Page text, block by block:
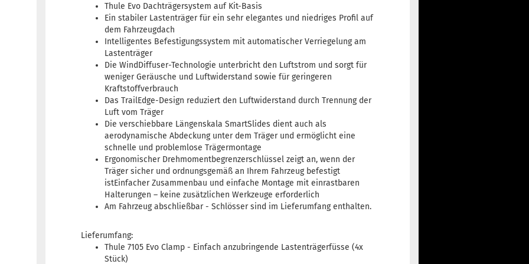
Thule Evo Dachträgersystem auf Kit-Basis
Ein stabiler Lastenträger für ein sehr elegantes und niedriges Profil auf
dem Fahrzeugdach
Intelligentes Befestigungssystem mit automatischer Verriegelung am
Lastenträger
Die WindDiffuser-Technologie unterbricht den Luftstrom und sorgt für
weniger Geräusche und Luftwiderstand sowie für geringeren
Kraftstoffverbrauch
Das TrailEdge-Design reduziert den Luftwiderstand durch Trennung der
Luft vom Träger
Die verschiebbare Längenskala SmartSlides dient auch als
aerodynamische Abdeckung unter dem Träger und ermöglicht eine
schnelle und problemlose Trägermontage
Ergonomischer Drehmomentbegrenzerschlüssel zeigt an, wenn der
Träger sicher und ordnungsgemäß an Ihrem Fahrzeug befestigt
istEinfacher Zusammenbau und einfache Montage mit einrastbaren
Halterungen – keine zusätzlichen Werkzeuge erforderlich
Am Fahrzeug abschließbar - Schlösser sind im Lieferumfang enthalten.
Lieferumfang:
Thule 7105 Evo Clamp - Einfach anzubringende Lastenträgerfüsse (4x
Stück)